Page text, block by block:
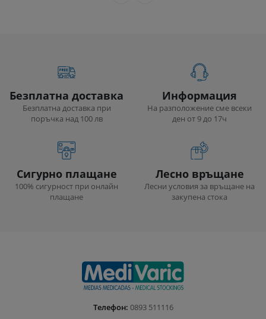
Безплатна доставка
Безплатна доставка при
поръчка над 100 лв
Информация
На разположение сме всеки
ден от 9 до 17ч
Сигурно плащане
100% сигурност при онлайн
плащане
Лесно връщане
Лесни условия за връщане на
закупена стока
Телефон: 0893 511116